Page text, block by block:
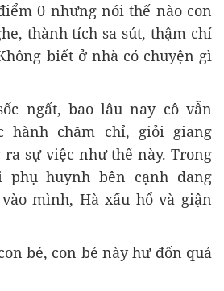
0 nhưng nói thế nào con
thành tích sa sút, thậm chí
biết ở nhà có chuyện gì
ngất, bao lâu nay cô vẫn
hành chăm chỉ, giỏi giang
sự việc như thế này. Trong
huynh bên cạnh đang
mình, Hà xấu hổ và giận
bé, con bé này hư đốn quá